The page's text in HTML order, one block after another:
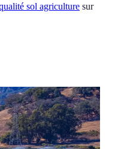
sol agriculture sur